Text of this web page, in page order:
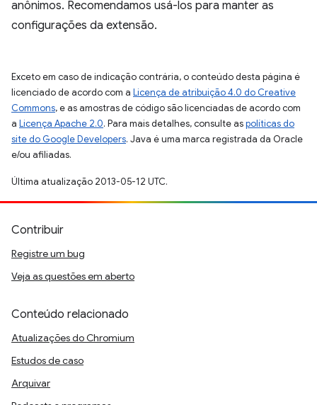
anônimos. Recomendamos usá-los para manter as
configurações da extensão.
Exceto em caso de indicação contrária, o conteúdo desta página é
licenciado de acordo com a Licença de atribuição 4.0 do Creative
Commons, e as amostras de código são licenciadas de acordo com
a Licença Apache 2.0. Para mais detalhes, consulte aspolíticas do
site do Google Developers. Java é uma marca registrada da Oracle
e/ou afiliadas.
Última atualização 2013-05-12 UTC.
Contribuir
Registre um bug
Veja as questões em aberto
Conteúdo relacionado
Atualizações do Chromium
Estudos de caso
Arquivar